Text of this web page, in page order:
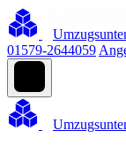
01579-2644059